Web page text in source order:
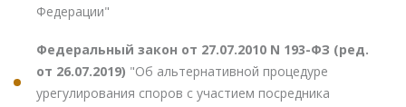
Федерации"
Федеральный закон от 27.07.2010 N 193-ФЗ (ред.
от 26.07.2019) "Об альтернативной процедуре
урегулирования споров с участием посредника